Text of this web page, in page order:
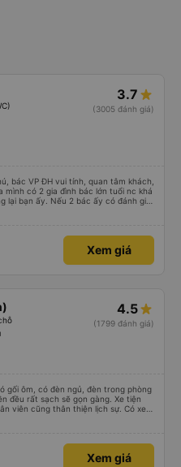
3.7
(3005 đánh giá)
bác VP ĐH vui tính, quan tâm khách,
bạn ấy. Nếu 2 bác ấy có đánh giá
nhở rất đúng. 2 bác nói rất to. To
ấy liên hệ sđt của mình, mình hỗ
ngày 16/1. À các bạn nữ lễ tân xinh
xong còn note là (một mình) yêu
Xem giá
4.5
(1799 đánh giá)
gối ôm, có đèn ngủ, đèn trong phòng
đều rất sạch sẽ gọn gàng. Xe tiện
viên cũng thân thiện lịch sự. Có xe
hoà rất tiện. Giá vé hợp lý. Nói
Xem giá